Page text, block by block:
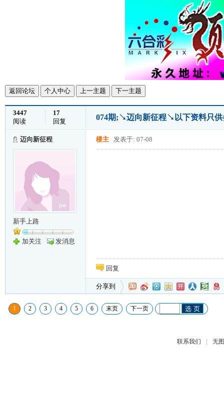
返回论坛 个人中心 上一主题 下一主题
3447
阅读
17
回复
074期;↘迈向新征程↘以下资料只
迈向新征程
新手上路
加关注 发消息
楼主 发表于: 07-08
回复
分享到
1 2 3 4 5 6 末页 下一页 选 页
联系我们 | 无